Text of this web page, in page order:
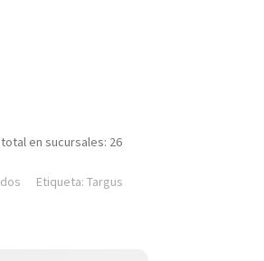
en sucursales: 26
Etiqueta: Targus